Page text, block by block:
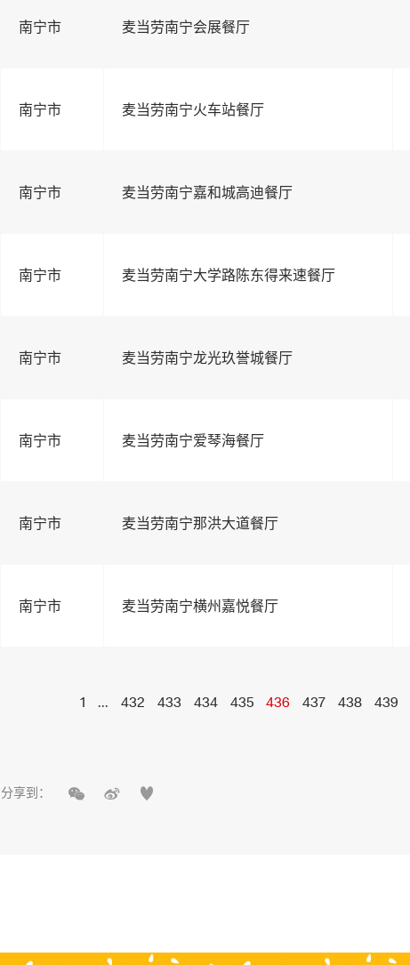
南宁市 麦当劳南宁会展餐厅
南宁市 麦当劳南宁火车站餐厅
南宁市 麦当劳南宁嘉和城高迪餐厅
南宁市 麦当劳南宁大学路陈东得来速餐厅
南宁市 麦当劳南宁龙光玖誉城餐厅
南宁市 麦当劳南宁爱琴海餐厅
南宁市 麦当劳南宁那洪大道餐厅
南宁市 麦当劳南宁横州嘉悦餐厅
1 ... 432 433 434 435 436 437 438 439
分享到：   